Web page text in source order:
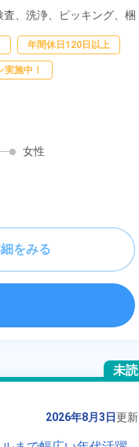
、 洗浄、 ピッキング、 梱
年間休日120日以上
実施中！
女性
をみる
未読
2026年8月3日更新